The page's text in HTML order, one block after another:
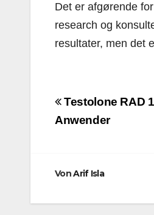
Det er afgørende
research og
resultater, men det
Testolone RAD
Anwender
VonArif Isla